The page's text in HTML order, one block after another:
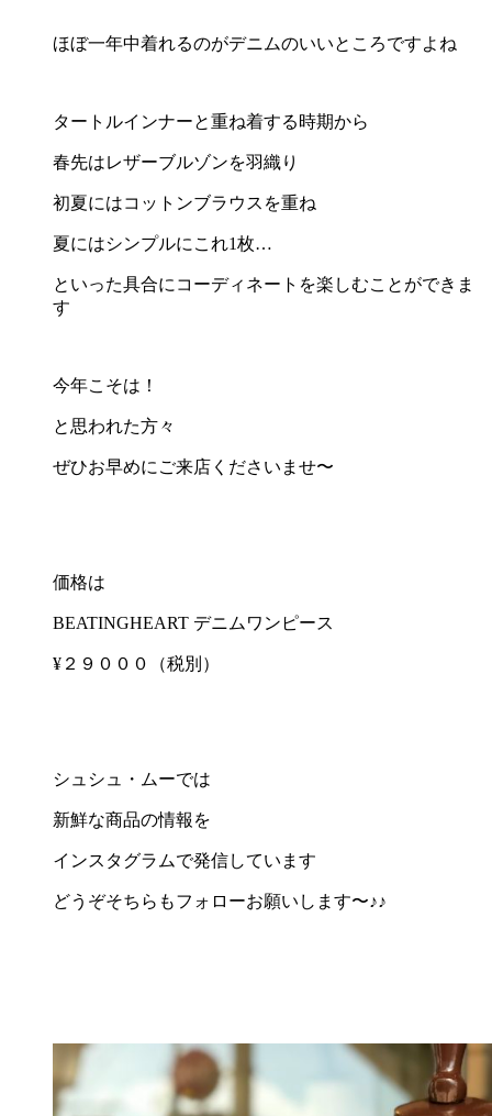
ほぼ一年中着れるのがデニムのいいところですよね
タートルインナーと重ね着する時期から
春先はレザーブルゾンを羽織り
初夏にはコットンブラウスを重ね
夏にはシンプルにこれ1枚…
といった具合にコーディネートを楽しむことができま
す
今年こそは！
と思われた方々
ぜひお早めにご来店くださいませ〜
価格は
BEATINGHEART デニムワンピース
¥２９０００（税別）
シュシュ・ムーでは
新鮮な商品の情報を
インスタグラムで発信しています
どうぞそちらもフォローお願いします〜♪♪